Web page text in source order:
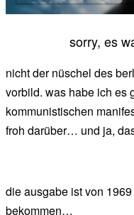
sorry, es
nicht der nüschel des
vorbild. was habe ich es
kommunistischen
froh darüber… und ja,
die ausgabe ist von
bekommen…